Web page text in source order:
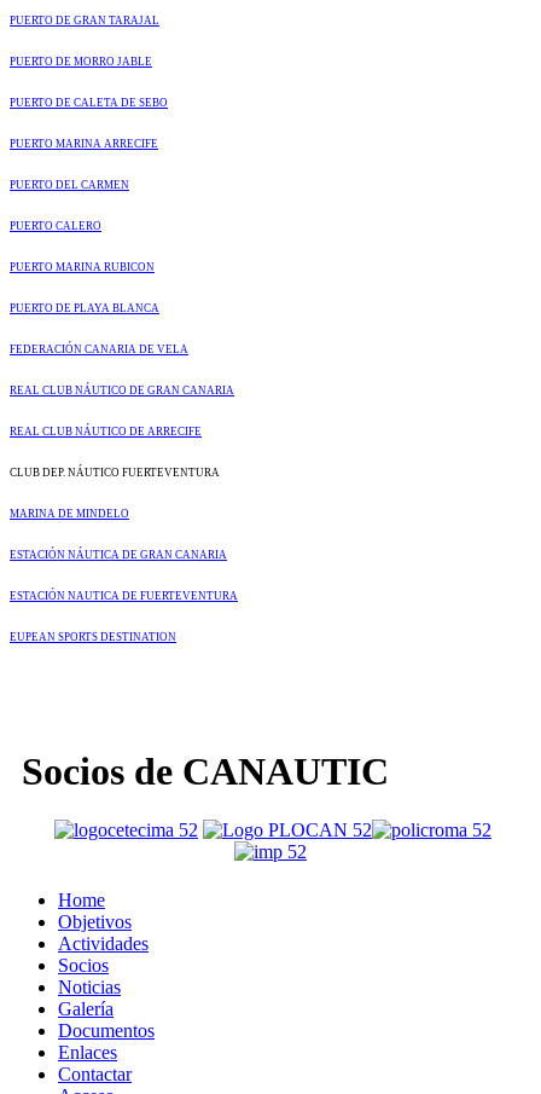
PUERTO DE GRAN TARAJAL
PUERTO DE MORRO JABLE
PUERTO DE CALETA DE SEBO
PUERTO MARINA ARRECIFE
PUERTO DEL CARMEN
PUERTO CALERO
PUERTO MARINA RUBICON
PUERTO DE PLAYA BLANCA
FEDERACIÓN CANARIA DE VELA
REAL CLUB NÁUTICO DE GRAN CANARIA
REAL CLUB NÁUTICO DE ARRECIFE
CLUB DEP. NÁUTICO FUERTEVENTURA
MARINA DE MINDELO
ESTACIÓN NÁUTICA DE GRAN CANARIA
ESTACIÓN NAUTICA DE FUERTEVENTURA
EUPEAN SPORTS DESTINATION
Socios de CANAUTIC
Home
Objetivos
Actividades
Socios
Noticias
Galería
Documentos
Enlaces
Contactar